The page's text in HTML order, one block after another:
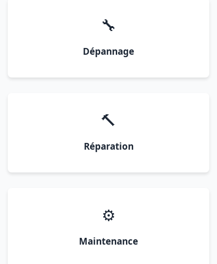
🔧
Dépannage
🔨
Réparation
⚙️
Maintenance